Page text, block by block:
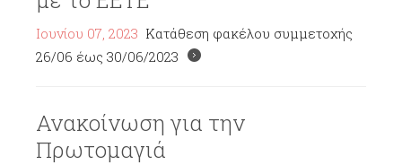
Ιουνίου 07, 2023 Κατάθεση φακέλου συμμετοχής
26/06 έως 30/06/2023
Ανακοίνωση για την
Πρωτομαγιά